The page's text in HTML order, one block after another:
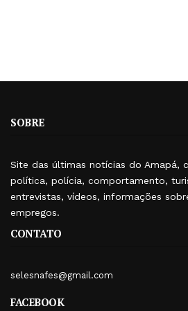
SOBRE
Site das últimas notícias do Amapá,
política, polícia, comportamento,
entrevistas, vídeos, informações
empregos.
CONTATO
selesnafes@gmail.com
FACEBOOK